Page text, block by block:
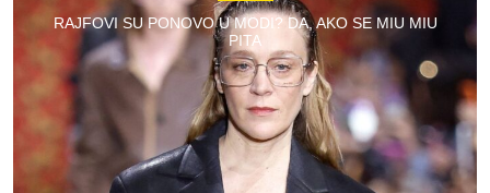
RAJFOVI SU PONOVO U MODI? DA, AKO SE MIU MIU
PITA